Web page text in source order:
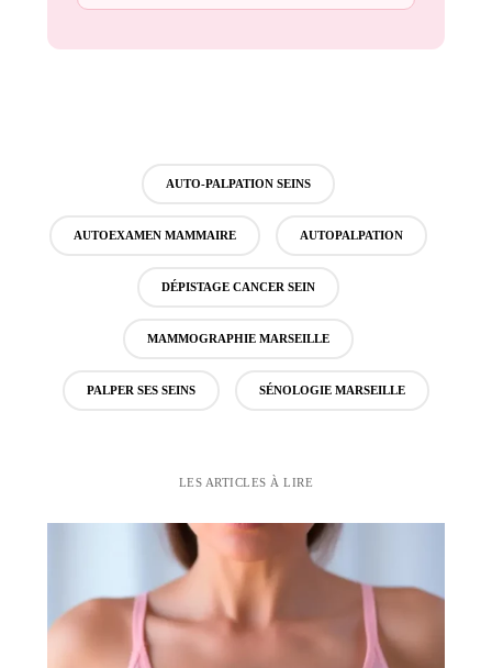
AUTO-PALPATION SEINS
AUTOEXAMEN MAMMAIRE AUTOPALPATION
DÉPISTAGE CANCER SEIN
MAMMOGRAPHIE MARSEILLE
PALPER SES SEINS SÉNOLOGIE MARSEILLE
LES ARTICLES À LIRE